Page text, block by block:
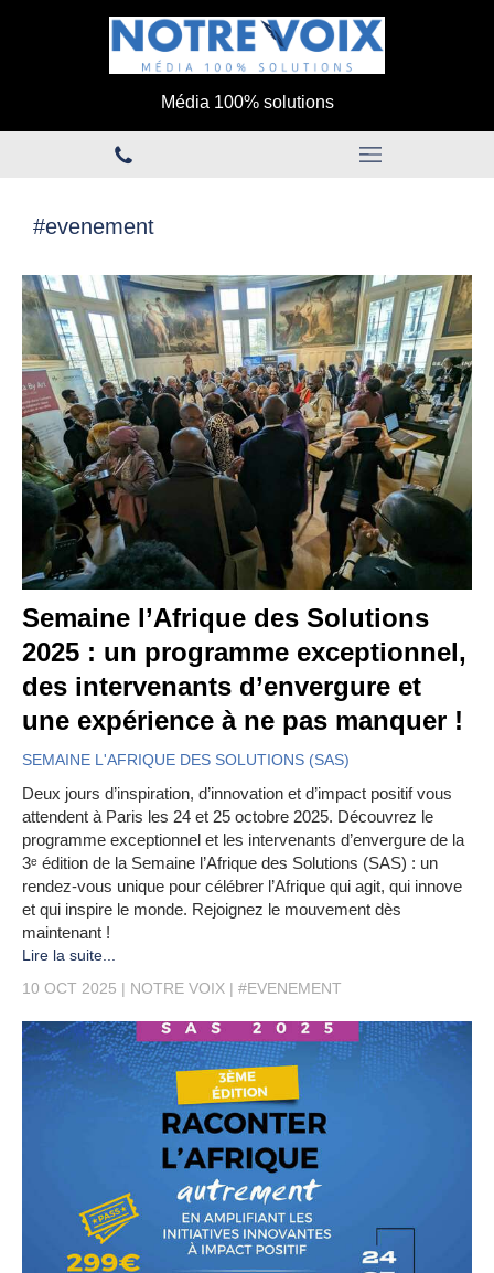
Média 100% solutions
#evenement
Semaine l’Afrique des Solutions
2025 : un programme exceptionnel,
des intervenants d’envergure et
une expérience à ne pas manquer !
SEMAINE L'AFRIQUE DES SOLUTIONS (SAS)
Deux jours d’inspiration, d’innovation et d’impact positif vous
attendent à Paris les 24 et 25 octobre 2025. Découvrez le
programme exceptionnel et les intervenants d’envergure de la
3ᵉ édition de la Semaine l’Afrique des Solutions (SAS) : un
rendez-vous unique pour célébrer l’Afrique qui agit, qui innove
et qui inspire le monde. Rejoignez le mouvement dès
maintenant !
Lire la suite...
10 OCT 2025
NOTRE VOIX #EVENEMENT